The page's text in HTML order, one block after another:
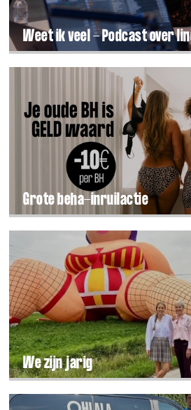
Weet ik veel - Podcast over
Grote beha-inruilactie
We zijn jarig